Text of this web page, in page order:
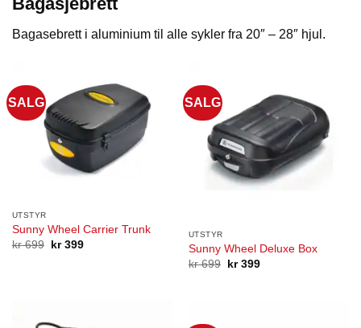
Bagasebrett i aluminium til alle sykler fra 20″ – 28″ hjul.
SALG
UTSTYR
Sunny Wheel Carrier Trunk
kr699
Opprinnelig
kr399Nåværende
SALG
UTSTYR
Sunny Wheel Deluxe Box
kr699
Opprinnelig
kr399Nåværende